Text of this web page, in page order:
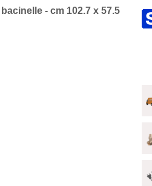
- cm 102.7 x 57.5